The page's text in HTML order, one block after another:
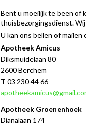
Bent u moeilijk te been of
thuisbezorgingsdienst.
U kan ons bellen of
Apotheek Amicus
Diksmuidelaan 80
2600 Berchem
T 03 230 44 66
Apotheek Groenenhoek
Dianalaan 174